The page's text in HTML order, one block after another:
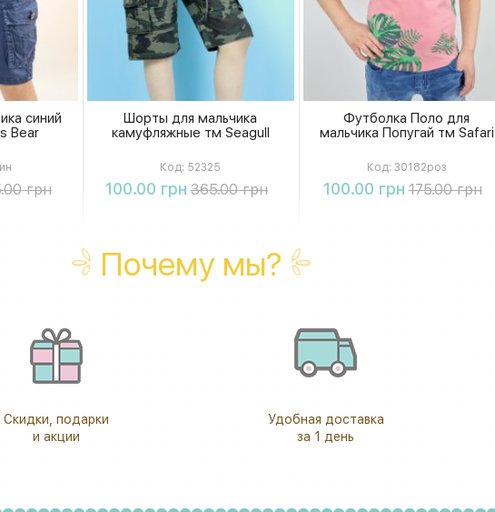
синий
Bear
грн
Шорты для мальчика
камуфляжные тм Seagull
Код: 52325
100.00 грн 365.00 грн
Купить
Футболка Поло для
мальчика Попугай тм Safari
Код: 30182роз
100.00 грн 175.00 грн
Купить
Почему мы?
Скидки, подарки
и акции
Удобная доставка
за 1 день